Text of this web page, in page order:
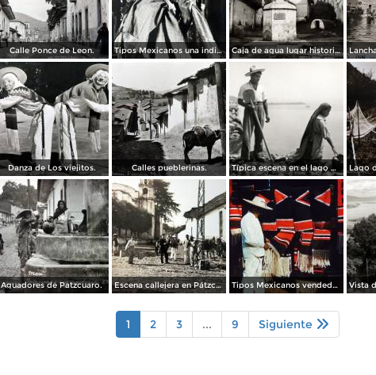
Calle Ponce de Leon. Tipos Mexicanos una india Huananche. Caja de agua lugar historico.
Danza de Los viejitos. Calles pueblerinas. Típica escena en el lago de Pátzcuaro
Aguadores de Patzcuaro. Escena callejera en Pátzcuaro, Michoacán. Tipos Mexicanos vendedor de Zarapes Pátzcuaro, Michoacán 1954.
1 2 3 ... 9 Siguiente